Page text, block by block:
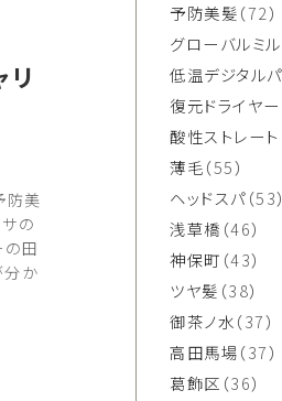
リ
防美
の
の田
分か
予防美髪（72）
グローバルミ
低温デジタル
復元ドライヤー
酸性ストレート
薄毛（55）
ヘッドスパ（53）
浅草橋 （46）
神保町 （43）
ツヤ髪 （38）
御茶ノ水（37）
高田馬場（37）
葛飾区 （36）